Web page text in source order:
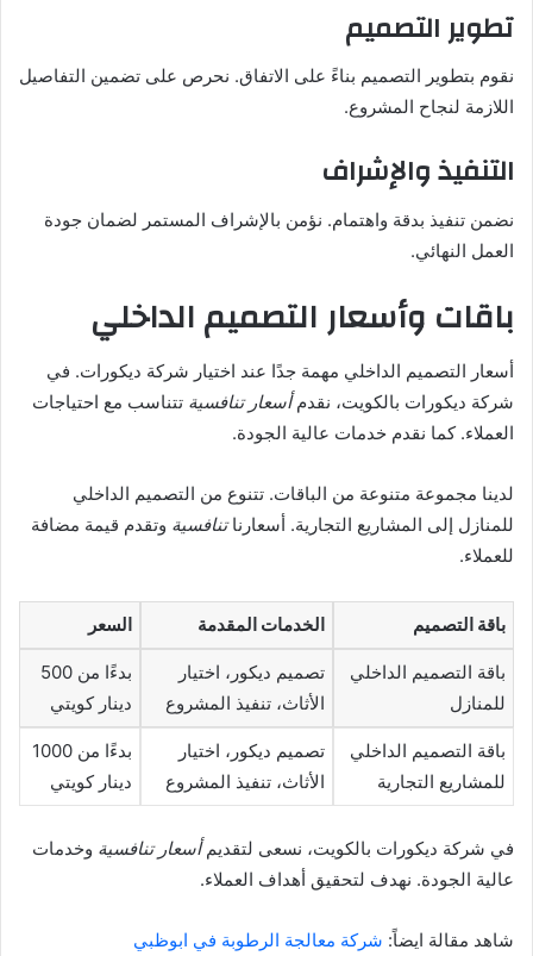
تطوير التصميم
نقوم بتطوير التصميم بناءً على الاتفاق. نحرص على تضمين التفاصيل
اللازمة لنجاح المشروع.
التنفيذ والإشراف
نضمن تنفيذ بدقة واهتمام. نؤمن بالإشراف المستمر لضمان جودة
العمل النهائي.
باقات وأسعار التصميم الداخلي
أسعار التصميم الداخلي مهمة جدًا عند اختيار شركة ديكورات. في
شركة ديكورات بالكويت، نقدمأسعار تنافسية تتناسب مع احتياجات
العملاء. كما نقدم خدمات عالية الجودة.
لدينا مجموعة متنوعة من الباقات. تتنوع من التصميم الداخلي
للمنازل إلى المشاريع التجارية. أسعارناتنافسية وتقدم قيمة مضافة
للعملاء.
باقة التصميم الخدمات المقدمة السعر
باقة التصميم الداخلي
للمنازل
تصميم ديكور، اختيار
الأثاث، تنفيذ المشروع
بدءًا من 500
دينار كويتي
باقة التصميم الداخلي
للمشاريع التجارية
تصميم ديكور، اختيار
الأثاث، تنفيذ المشروع
بدءًا من 1000
دينار كويتي
في شركة ديكورات بالكويت، نسعى لتقديمأسعار تنافسية وخدمات
عالية الجودة. نهدف لتحقيق أهداف العملاء.
شاهد مقالة ايضاً: شركة معالجة الرطوبة في ابوظبي